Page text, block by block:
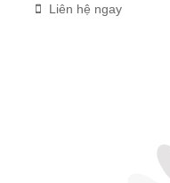
Liên hệ ngay